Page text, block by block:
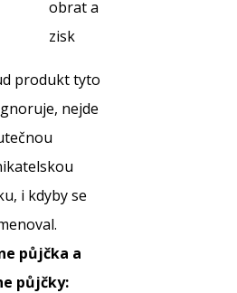
obrat a
zisk
produkt tyto
nejde
i kdyby se
půjčka a
půjčky: